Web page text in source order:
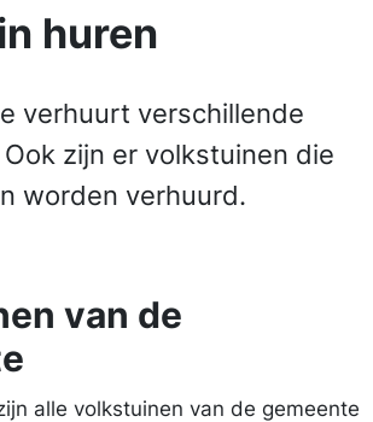
huren
verhuurt verschillende
zijn er volkstuinen die
worden verhuurd.
van de
alle volkstuinen van de gemeente